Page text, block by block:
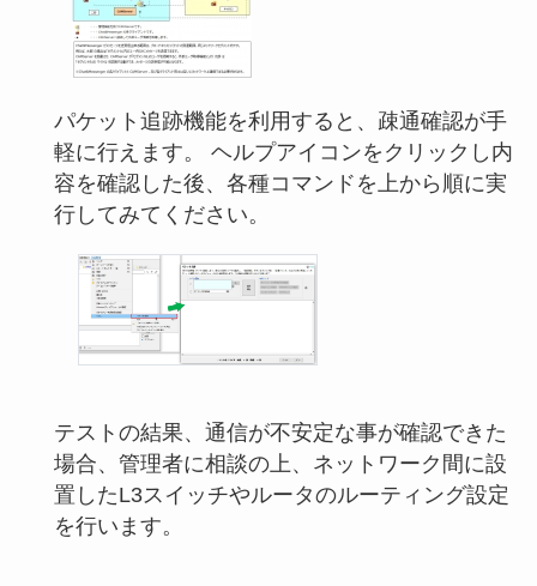
パケット追跡機能を利用すると、疎通確認が手
軽に行えます。 ヘルプアイコンをクリックし内
容を確認した後、各種コマンドを上から順に実
行してみてください。
テストの結果、通信が不安定な事が確認できた
場合、管理者に相談の上、ネットワーク間に設
置したL3スイッチやルータのルーティング設定
を行います。